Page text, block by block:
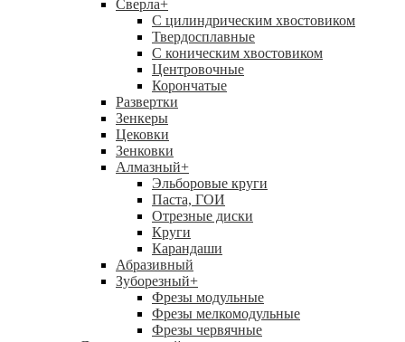
Сверла+
С цилиндрическим хвостовиком
Твердосплавные
С коническим хвостовиком
Центровочные
Корончатые
Развертки
Зенкеры
Цековки
Зенковки
Алмазный+
Эльборовые круги
Паста, ГОИ
Отрезные диски
Круги
Карандаши
Абразивный
Зуборезный+
Фрезы модульные
Фрезы мелкомодульные
Фрезы червячные